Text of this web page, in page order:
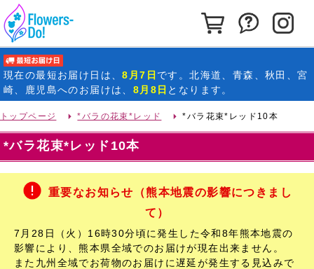
カートを見る
お問い合
現在の最短お届け日 は、8月7日 です。北海道、青森、秋田、宮
崎、鹿児島へのお届けは、 8月8日 となります。
トップページ *バラの花束*レッド *バラ花束*レッド10本
*バラ花束*レッド10本
重要なお知らせ（熊本地震の影響につきまし
て）
7月28日（火）16時30分頃に発生した令和8年熊本地震の
影響により、熊本県全域でのお届けが現在出来ません。
また九州全域でお荷物のお届けに遅延が発生する見込みで